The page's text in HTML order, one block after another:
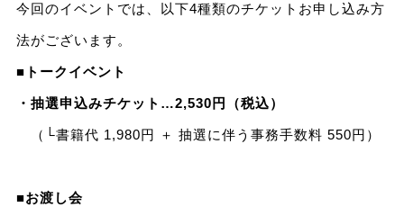
今回のイベントでは、以下4種類のチケットお申し込み方
法がございます。
■トークイベント
・抽選申込みチケット…2,530円（税込）
（└書籍代 1,980円 ＋ 抽選に伴う事務手数料 550円）
■お渡し会